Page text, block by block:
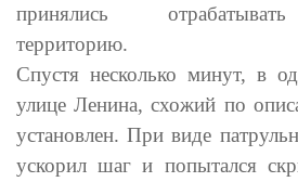
принялись
территорию.
Спустя несколько минут, в
улице Ленина, схожий по
установлен. При виде
ускорил шаг и попытался